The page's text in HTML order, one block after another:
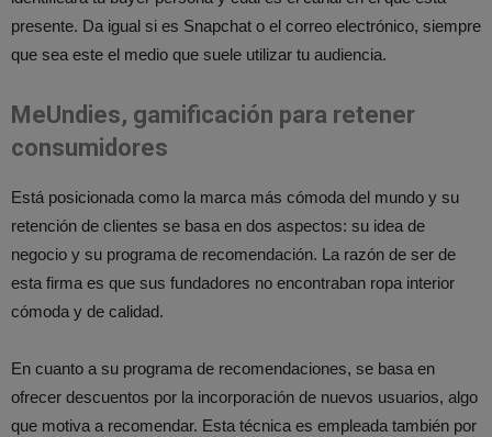
presente. Da igual si es Snapchat o el correo electrónico, siempre
que sea este el medio que suele utilizar tu audiencia.
MeUndies, gamificación para retener
consumidores
Está posicionada como la marca más cómoda del mundo y su
retención de clientes se basa en dos aspectos: su idea de
negocio y su programa de recomendación. La razón de ser de
esta firma es que sus fundadores no encontraban ropa interior
cómoda y de calidad.
En cuanto a su programa de recomendaciones, se basa en
ofrecer descuentos por la incorporación de nuevos usuarios, algo
que motiva a recomendar. Esta técnica es empleada también por